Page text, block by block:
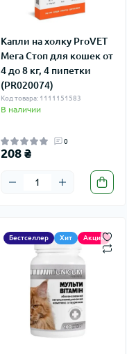
Капли на холку ProVET
Мега Стоп для кошек от
4 до 8 кг, 4 пипетки
(PR020074)
Код товара: 1111151583
В наличии
0
208 ₴
Бестселлер Хит Акция